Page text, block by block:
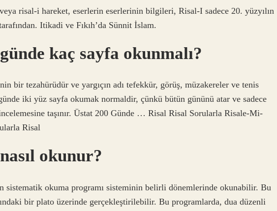
risal-i hareket, eserlerin eserlerinin bilgileri, Risal-I sadece 20. yüzyılın
Itikadi ve Fıkıh’da Sünnit İslam.
kaç sayfa okunmalı?
bir tezahürüdür ve yargıçın adı tefekkür, görüş, müzakereler ve tenis
iki yüz sayfa okumak normaldir, çünkü bütün gününü atar ve sadece
taşınır. Üstat 200 Günde … Risal Risal Sorularla Risale-Mi-
Risal
okunur?
sistematik okuma programı sisteminin belirli dönemlerinde okunabilir. Bu
bir plato üzerinde gerçekleştirilebilir. Bu programlarda, dua düzenli